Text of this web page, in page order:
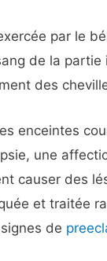
par le
de la
des
enceintes
une
causer des
et traitée
de